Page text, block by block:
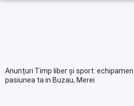
Anunțuri Timp liber și sport:
pasiunea ta in Buzau, Merei